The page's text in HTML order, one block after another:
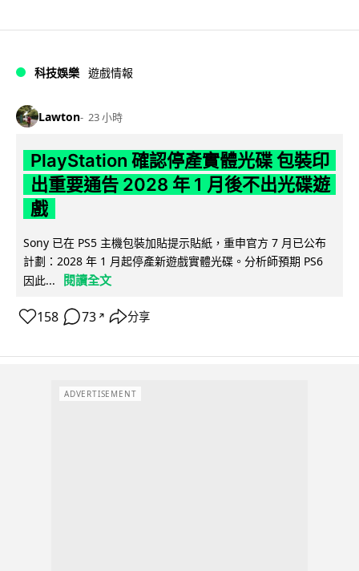
科技娛樂 遊戲情報
Lawton 23 小時
PlayStation 確認停產實體光碟 包裝印
出重要通告 2028 年 1 月後不出光碟遊
戲
Sony 已在 PS5 主機包裝加貼提示貼紙，重申官方 7 月已公布
計劃：2028 年 1 月起停產新遊戲實體光碟。分析師預期 PS6
因此...
閱讀全文
158 73 ↗ 分享
ADVERTISEMENT